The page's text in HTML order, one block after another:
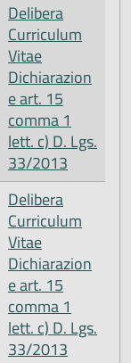
Delibera
Curriculum
Vitae
Dichiarazion
e art. 15
comma 1
lett. c) D. Lgs.
33/2013
Delibera
Curriculum
Vitae
Dichiarazion
e art. 15
comma 1
lett. c) D. Lgs.
33/2013